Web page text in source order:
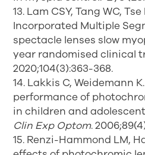
13. Lam CSY, Tang WC,
Incorporated Multiple
spectacle lenses slow
year randomised clinical
2020;104(3):363-368.
14. Lakkis C, Weidemann
performance of
in children and
Clin Exp Optom.
15. Renzi-Hammond LM,